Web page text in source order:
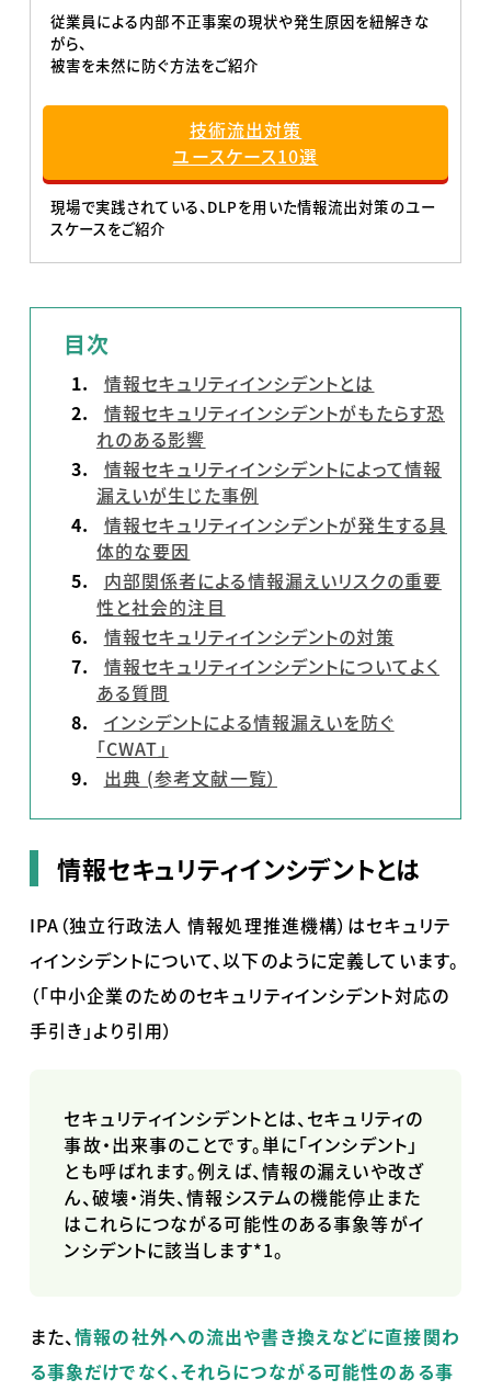
従業員による内部不正事案の現状や発生原因を紐解きな
がら、
被害を未然に防ぐ方法をご紹介
技術流出対策
ユースケース10選
現場で実践されている、DLPを用いた情報流出対策のユー
スケースをご紹介
目次
情報セキュリティインシデントとは
情報セキュリティインシデントがもたらす恐
れのある影響
情報セキュリティインシデントによって情報
漏えいが生じた事例
情報セキュリティインシデントが発生する具
体的な要因
内部関係者による情報漏えいリスクの重要
性と社会的注目
情報セキュリティインシデントの対策
情報セキュリティインシデントについてよく
ある質問
インシデントによる情報漏えいを防ぐ
「CWAT」
出典 (参考文献一覧）
情報セキュリティインシデントとは
IPA（独立行政法人 情報処理推進機構）はセキュリテ
ィインシデントについて、以下のように定義しています。
（「中小企業のためのセキュリティインシデント対応の
手引き」より引用）
セキュリティインシデントとは、セキュリティの
事故・出来事のことです。単に「インシデント」
とも呼ばれます。例えば、情報の漏えいや改ざ
ん、破壊・消失、情報システムの機能停止また
はこれらにつながる可能性のある事象等がイ
ンシデントに該当します*1。
また、情報の社外への流出や書き換えなどに直接関わ
る事象だけでなく、それらにつながる可能性のある事